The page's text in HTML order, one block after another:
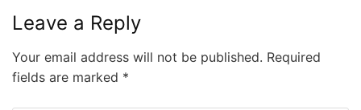
Leave a Reply
Your email address will not be published. Required
fields are marked *